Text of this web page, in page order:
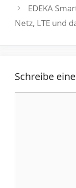
EDEKA
Netz, LTE und
Schreibe